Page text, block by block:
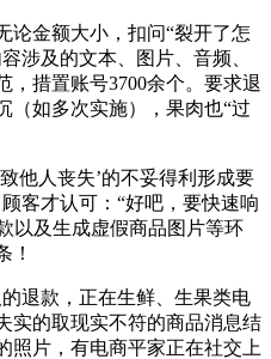
金额大小，扣问“裂开了怎
涉及的文本、图片、音频、
，措置账号3700余个。要求退
（如多次实施），果肉也“过
人丧失’的不妥得利形成要
客才认可：“好吧，要快速响
以及生成虚假商品图片等环
！
款，正在生鲜、生果类电
实的取现实不符的商品消息结
照片，有电商平家正在社交上